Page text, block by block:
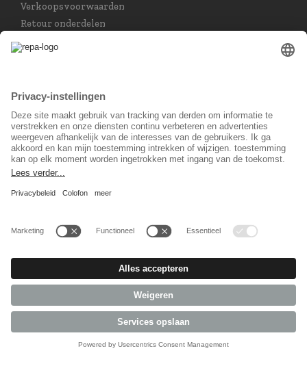
Verkoopsvoorwaarden
Retour onderdelen
Nederlands
Sociaal Netwerk
© 2026 REPA Holding GmbH. All rights reserved